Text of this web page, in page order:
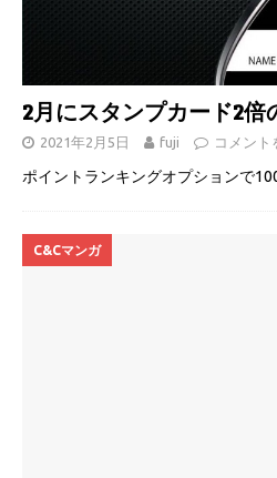
2月にスタンプカード2倍
2021年2月5日 fuji コメント
ポイントランキングオプションで
C&Cマンガ